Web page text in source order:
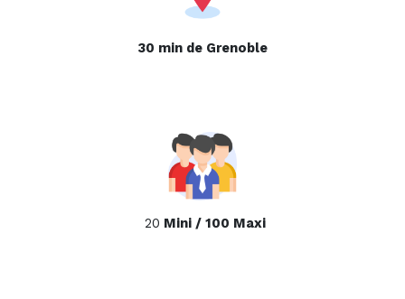
30 min de Grenoble
20 Mini / 100 Maxi